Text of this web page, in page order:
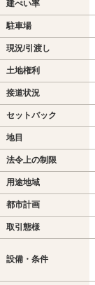
建ぺい率
駐車場
現況/引渡し
土地権利
接道状況
セットバック
地目
法令上の制限
用途地域
都市計画
取引態様
設備・条件